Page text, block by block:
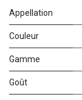
Appellation
Couleur
Gamme
Goût